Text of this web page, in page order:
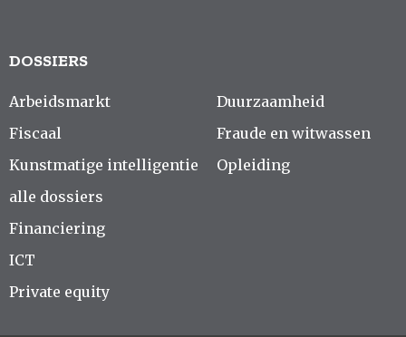
DOSSIERS
Arbeidsmarkt
Fiscaal
Kunstmatige intelligentie
alle dossiers
Duurzaamheid
Fraude en witwassen
Opleiding
Financiering
ICT
Private equity